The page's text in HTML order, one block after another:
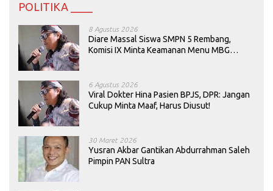
POLITIKA ____
8 Agustus 2026
Diare Massal Siswa SMPN 5 Rembang,
Komisi IX Minta Keamanan Menu MBG
6 Agustus 2026
Viral Dokter Hina Pasien BPJS, DPR: Jangan
Cukup Minta Maaf, Harus Diusut!
30 Maret 2026
Yusran Akbar Gantikan Abdurrahman Saleh
Pimpin PAN Sultra